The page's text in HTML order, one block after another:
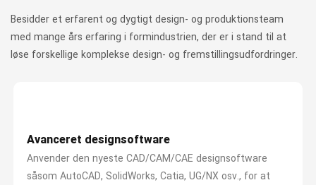
Besidder et erfarent og dygtigt design- og produktionsteam
med mange års erfaring i formindustrien, der er i stand til at
løse forskellige komplekse design- og fremstillingsudfordringer.
Avanceret designsoftware
Anvender den nyeste CAD/CAM/CAE designsoftware
såsom AutoCAD, SolidWorks, Catia, UG/NX osv., for at